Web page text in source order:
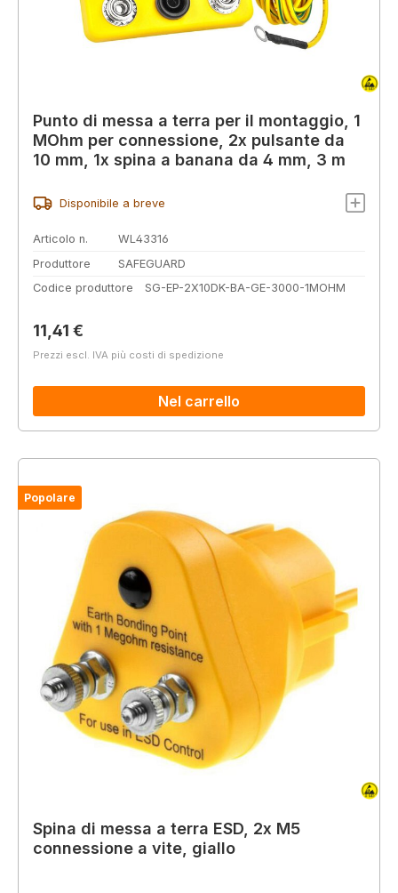
Punto di messa a terra per il montaggio, 1
MOhm per connessione, 2x pulsante da
10 mm, 1x spina a banana da 4 mm, 3 m
Disponibile a breve
Articolo n.
WL43316
Produttore
SAFEGUARD
Codice produttore
SG-EP-2X10DK-BA-GE-3000-1MOHM
Prezzo normale:
11,41 €
Prezzi escl. IVA più costi di spedizione
Nel carrello
Popolare
Spina di messa a terra ESD, 2x M5
connessione a vite, giallo